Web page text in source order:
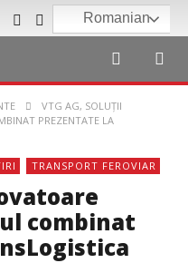
Romanian
VTG AG, SOLUŢII
PREZENTATE LA
TRANSPORT FEROVIAR
combinat